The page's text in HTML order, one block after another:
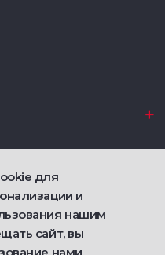
для
и
нашим
сайт, вы